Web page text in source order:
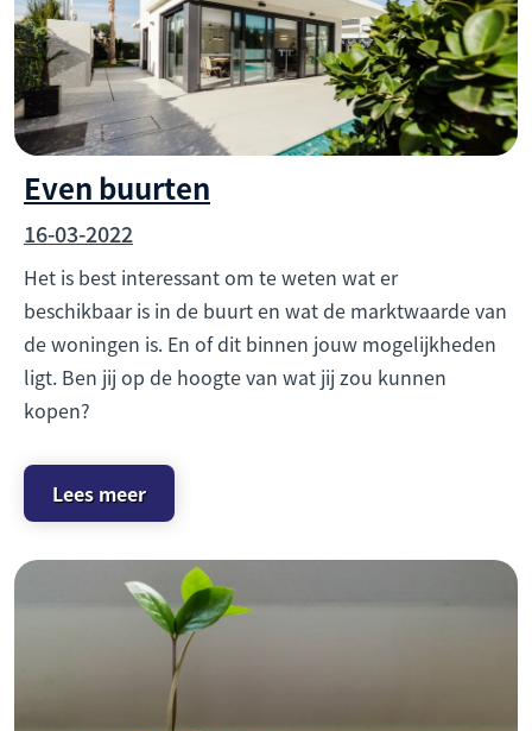
Even buurten
16-03-2022
Het is best interessant om te weten wat er
beschikbaar is in de buurt en wat de marktwaarde van
de woningen is. En of dit binnen jouw mogelijkheden
ligt. Ben jij op de hoogte van wat jij zou kunnen
kopen?
Lees meer